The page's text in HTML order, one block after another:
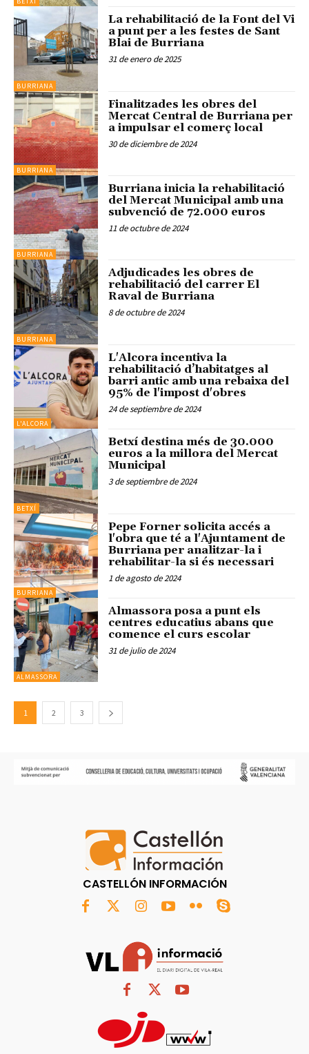
BURRIANA
La rehabilitació de la Font del Vi
a punt per a les festes de Sant
Blai de Burriana
31 de enero de 2025
BURRIANA
Finalitzades les obres del
Mercat Central de Burriana per
a impulsar el comerç local
30 de diciembre de 2024
BURRIANA
Burriana inicia la rehabilitació
del Mercat Municipal amb una
subvenció de 72.000 euros
11 de octubre de 2024
BURRIANA
Adjudicades les obres de
rehabilitació del carrer El
Raval de Burriana
8 de octubre de 2024
L'ALCORA
L'Alcora incentiva la
rehabilitació d’habitatges al
barri antic amb una rebaixa del
95% de l'impost d'obres
24 de septiembre de 2024
BETXÍ
Betxí destina més de 30.000
euros a la millora del Mercat
Municipal
3 de septiembre de 2024
BURRIANA
Pepe Forner solicita accés a
l'obra que té a l'Ajuntament de
Burriana per analitzar-la i
rehabilitar-la si és necessari
1 de agosto de 2024
ALMASSORA
Almassora posa a punt els
centres educatius abans que
comence el curs escolar
31 de julio de 2024
1 2 3
CASTELLÓN INFORMACIÓN